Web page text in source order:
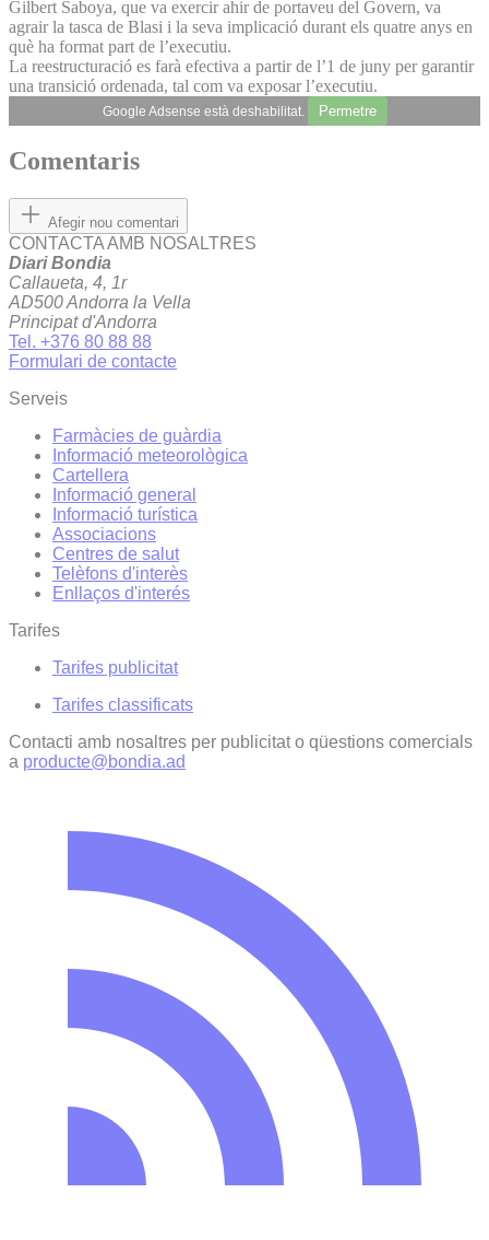
Gilbert Saboya, que va exercir ahir de portaveu del Govern, va
agrair la tasca de Blasi i la seva implicació durant els quatre anys en
què ha format part de l’executiu.
La reestructuració es farà efectiva a partir de l’1 de juny per garantir
una transició ordenada, tal com va exposar l’executiu.
Google Adsense està deshabilitat. Permetre
Comentaris
Afegir nou comentari
CONTACTA AMB NOSALTRES
Diari Bondia
Callaueta, 4, 1r
AD500 Andorra la Vella
Principat d'Andorra
Tel. +376 80 88 88
Formulari de contacte
Serveis
Farmàcies de guàrdia
Informació meteorològica
Cartellera
Informació general
Informació turística
Associacions
Centres de salut
Telèfons d'interès
Enllaços d'interés
Tarifes
Tarifes publicitat
Tarifes classificats
Contacti amb nosaltres per publicitat o qüestions comercials
a producte@bondia.ad